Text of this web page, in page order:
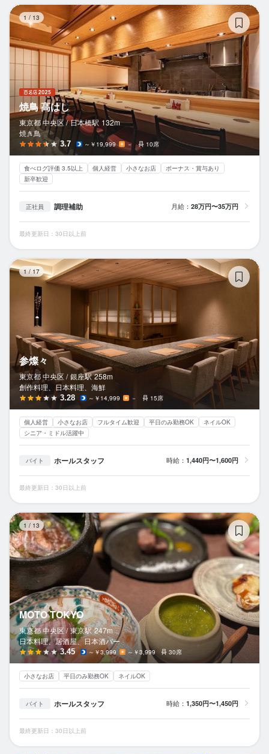
1 / 13
焼鳥 高はし
東京都 中央区 / 日本橋駅 132m
焼き鳥
3.7 ～￥19,999 － 10席
食べログ評価 3.5以上 個人経営 小さなお店
ボーナス・賞与あり
新卒歓迎
正社員 調理補助 月給： 28万円〜35万円
最終更新日：30日以上前
1/ 17
参燦々
東京都 中央区 / 銀座駅 258m
創作料理、日本料理、海鮮
3.28 ～￥14,999 － 15席
個人経営 小さなお店 フルタイム歓迎 平日のみ勤務OK
ネイルOK
シニア・ミドル活躍中
バイト ホールスタッフ 時給： 1,440円〜1,600円
最終更新日：30日以上前
1 / 13
MOTO TOKYO
東京都 中央区 / 東京駅 247m
日本料理、居酒屋、日本酒バー
3.45 ～￥3,999 ～￥3,999 30席
小さなお店 平日のみ勤務OK ネイルOK
バイト ホールスタッフ 時給： 1,350円〜1,450円
最終更新日：30日以上前